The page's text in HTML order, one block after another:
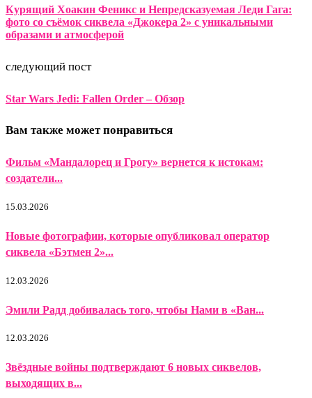
Курящий Хоакин Феникс и Непредсказуемая Леди Гага:
фото со съёмок сиквела «Джокера 2» с уникальными
образами и атмосферой
следующий пост
Star Wars Jedi: Fallen Order – Обзор
Вам также может понравиться
Фильм «Мандалорец и Грогу» вернется к истокам:
создатели...
15.03.2026
Новые фотографии, которые опубликовал оператор
сиквела «Бэтмен 2»...
12.03.2026
Эмили Радд добивалась того, чтобы Нами в «Ван...
12.03.2026
Звёздные войны подтверждают 6 новых сиквелов,
выходящих в...